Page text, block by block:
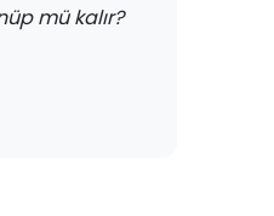
mü kalır?